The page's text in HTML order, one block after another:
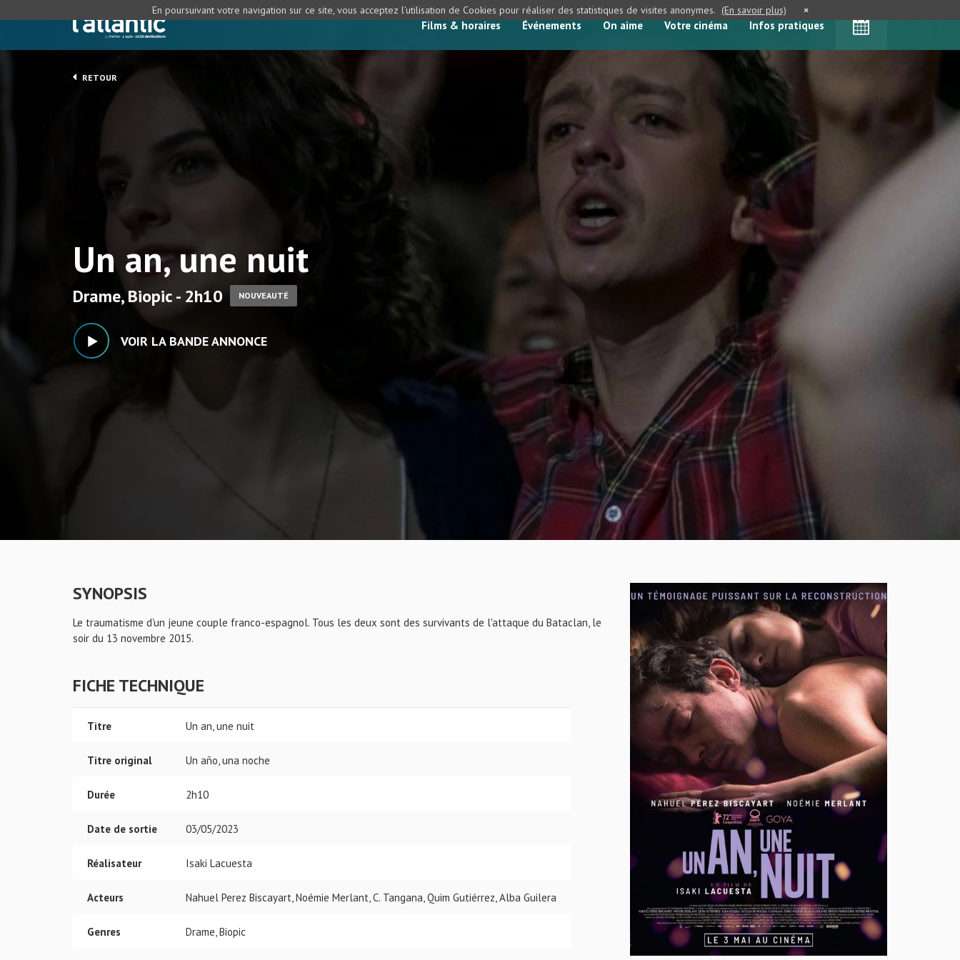
Films & horaires Événements On aime Votre cinéma Infos pratiques
RETOUR
Un an, une nuit
Drame, Biopic - 2h10 NOUVEAUTÉ
VOIR LA BANDE ANNONCE
SYNOPSIS
Le traumatisme d'un jeune couple franco-espagnol. Tous les deux sont des survivants de l'attaque du Bataclan, le
soir du 13 novembre 2015.
FICHE TECHNIQUE
Titre Un an, une nuit
Titre original Un año, una noche
Durée 2h10
Date de sortie 03/05/2023
Réalisateur Isaki Lacuesta
Acteurs Nahuel Perez Biscayart, Noémie Merlant, C. Tangana, Quim Gutiérrez, Alba Guilera
Genres Drame, Biopic
En poursuivant votre navigation sur ce site, vous acceptez l’utilisation de Cookies pour réaliser des statistiques de visites anonymes. (En savoir plus) ×